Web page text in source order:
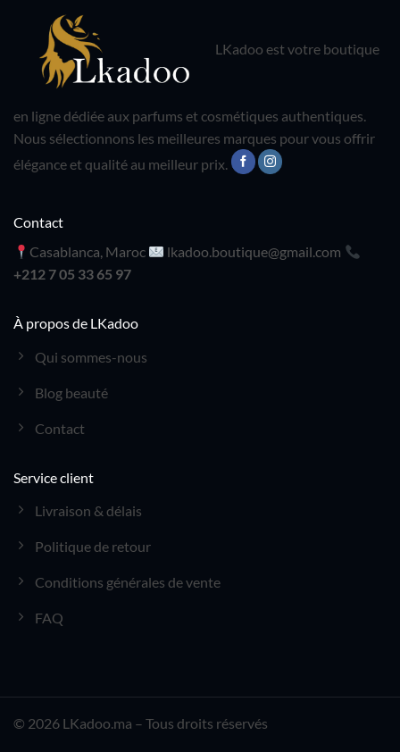
LKadoo est votre boutique
en ligne dédiée aux parfums et cosmétiques authentiques.
Nous sélectionnons les meilleures marques pour vous offrir
élégance et qualité au meilleur prix.
À propos de LKadoo
Qui sommes-nous
Blog beauté
Contact
Service client
Livraison & délais
Politique de retour
Conditions générales de vente
FAQ
Contact
Casablanca, Maroc
lkadoo.boutique@gmail.com
+212 7 05 33 65 97
© 2026 LKadoo.ma – Tous droits réservés